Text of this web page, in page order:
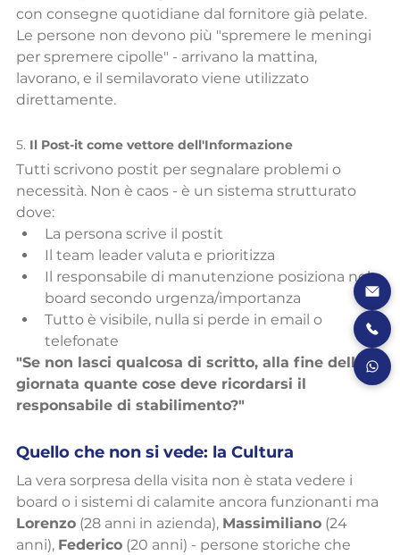
con consegne quotidiane dal fornitore già pelate.
Le persone non devono più "spremere le meningi
per spremere cipolle" - arrivano la mattina,
lavorano, e il semilavorato viene utilizzato
direttamente.
5. Il Post-it come vettore dell'Informazione
Tutti scrivono postit per segnalare problemi o
necessità. Non è caos - è un sistema strutturato
dove:
La persona scrive il postit
Il team leader valuta e prioritizza
Il responsabile di manutenzione posiziona nel
board secondo urgenza/importanza
Tutto è visibile, nulla si perde in email o
telefonate
"Se non lasci qualcosa di scritto, alla fine della
giornata quante cose deve ricordarsi il
responsabile di stabilimento?"
Quello che non si vede: la Cultura
La vera sorpresa della visita non è stata vedere i
board o i sistemi di calamite ancora funzionanti ma
Lorenzo (28 anni in azienda), Massimiliano (24
anni), Federico (20 anni) - persone storiche che